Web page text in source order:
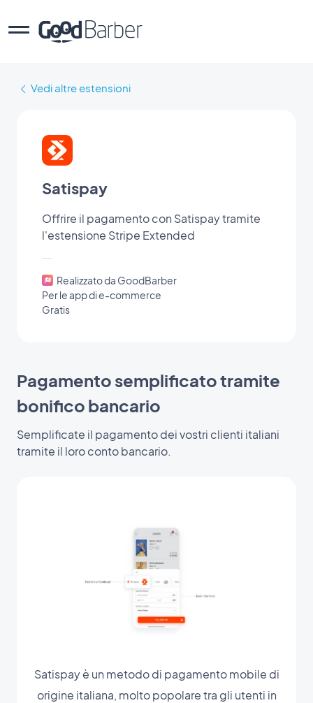
Vedi altre estensioni
Satispay
Offrire il pagamento con Satispay tramite
l'estensione Stripe Extended
Realizzato da GoodBarber
Per le app di e-commerce
Gratis
Pagamento semplificato tramite
bonifico bancario
Semplificate il pagamento dei vostri clienti italiani
tramite il loro conto bancario.
Satispay è un metodo di pagamento mobile di
origine italiana, molto popolare tra gli utenti in